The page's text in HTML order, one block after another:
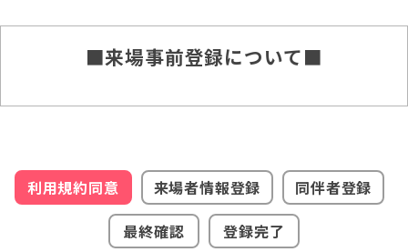
■来場事前登録について■
利用規約同意 来場者情報登録
同伴者登録
最終確認
登録完了